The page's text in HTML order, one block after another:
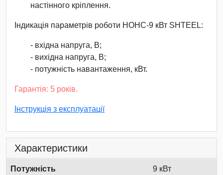
настінного кріплення.
Індикація параметрів роботи НОНС-9 кВт SHTEEL:
- вхідна напруга, В;
- вихідна напруга, В;
- потужність навантаження, кВт.
Гарантія: 5 років.
Інструкція з експлуатації
Характеристики
Потужність 9 кВт